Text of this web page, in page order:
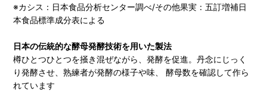
※カシス：日本食品分析センター調べ/その他果実：五訂増補日
本食品標準成分表による
日本の伝統的な酵母発酵技術を用いた製法
樽ひとつひとつを掻き混ぜながら、発酵を促進。丹念にじっく
り発酵させ、熟練者が発酵の様子や味、 酵母数を確認して作ら
れています